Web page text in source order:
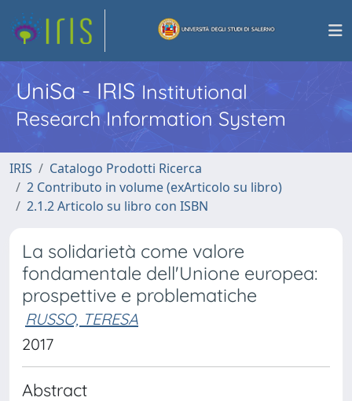
UniSa - IRISInstitutional
Research Information System
IRIS
Catalogo Prodotti Ricerca
2 Contributo in volume (exArticolo su libro)
2.1.2 Articolo su libro con ISBN
La solidarietà come valore
fondamentale dell'Unione europea:
prospettive e problematiche
RUSSO, TERESA
2017
Abstract